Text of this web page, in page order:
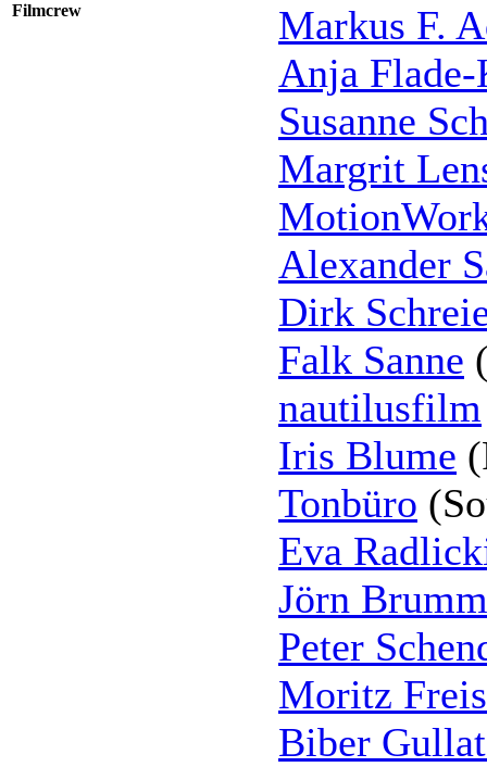
Filmcrew
Markus F.
Anja Flade-
Susanne
Margrit
Alexander
Dirk
Falk Sanne
nautilusfilm
Iris Blume
Tonbüro
Eva
Jörn
Peter
Moritz
Biber